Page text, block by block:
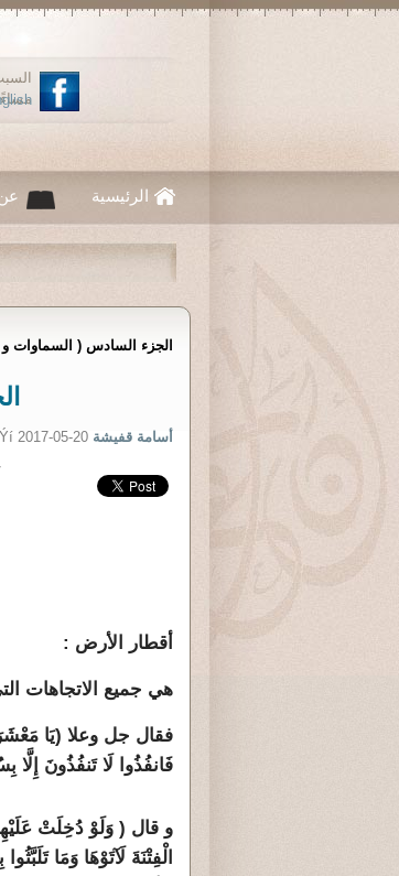
مساءً
الرئيسية عن
الجزء السادس ( السماوات
أسامة قفيشة Ýí 2017-05-20
أقطار الأرض :
هي جميع الاتجاهات
فقال جل وعلا (يَا
فَانفُذُوا لَا تَنفُذُونَ إِلَّا بِسُلْطَانٍ
و قال ( وَلَوْ دُخِلَتْ